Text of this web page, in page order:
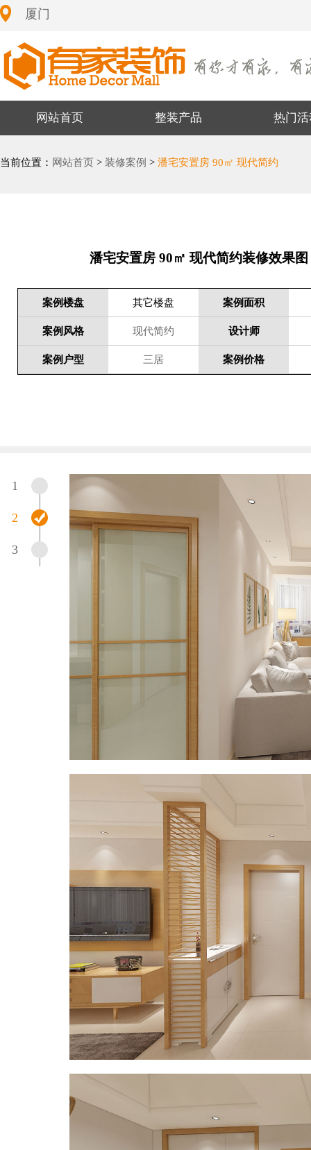
厦门
网站首页 整装产品 热门活
当前位置： 网站首页 > 装修案例 > 潘宅安置房 90㎡ 现代简约
潘宅安置房 90㎡ 现代简约装修效果图
案例楼盘 其它楼盘 案例面积
案例风格 现代简约 设计师
案例户型 三居 案例价格
1
2
3